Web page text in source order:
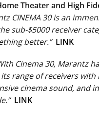
Theater and High
CINEMA 30 is an
sub-$5000 receiver
better.” LINK
Cinema 30, Marantz
range of receivers
cinema sound, and
LINK